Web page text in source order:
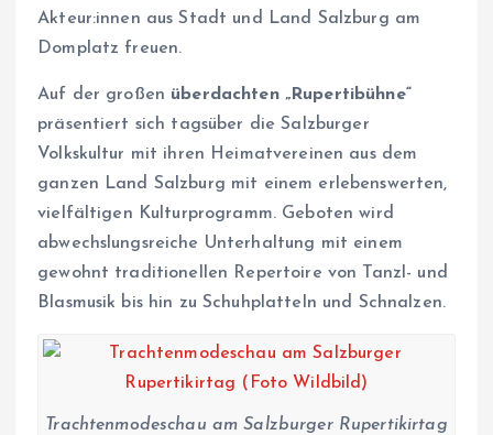
Akteur:innen aus Stadt und Land Salzburg am
Domplatz freuen.
Auf der großen überdachten „Rupertibühne“
präsentiert sich tagsüber die Salzburger
Volkskultur mit ihren Heimatvereinen aus dem
ganzen Land Salzburg mit einem erlebenswerten,
vielfältigen Kulturprogramm. Geboten wird
abwechslungsreiche Unterhaltung mit einem
gewohnt traditionellen Repertoire von Tanzl- und
Blasmusik bis hin zu Schuhplatteln und Schnalzen.
Trachtenmodeschau am Salzburger Rupertikirtag